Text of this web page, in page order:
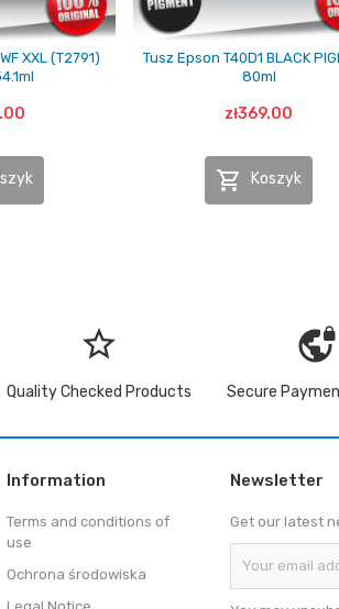
XXL (T2791)
Tusz Epson T40D1 BLACK
80ml
zł369.00
 Koszyk
star_border
Quality Checked Products
vpn_lock
Secure
Information
Terms and conditions of
use
Ochrona środowiska
Newsletter
Get our latest